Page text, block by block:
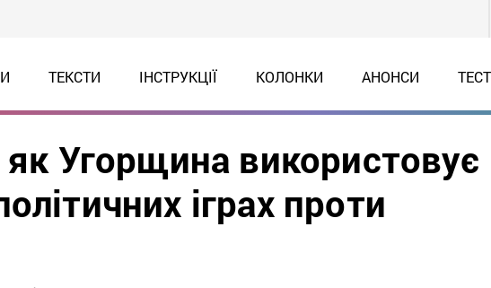
ТЕКСТИ ІНСТРУКЦІЇ КОЛОНКИ АНОНСИ
Угорщина використовує
іграх проти